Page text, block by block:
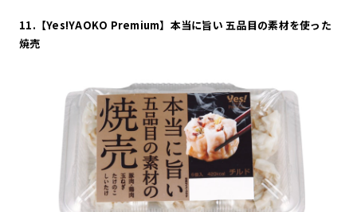
11.【Yes!YAOKO Premium】本当に旨い 五品目の素材を使った
焼売